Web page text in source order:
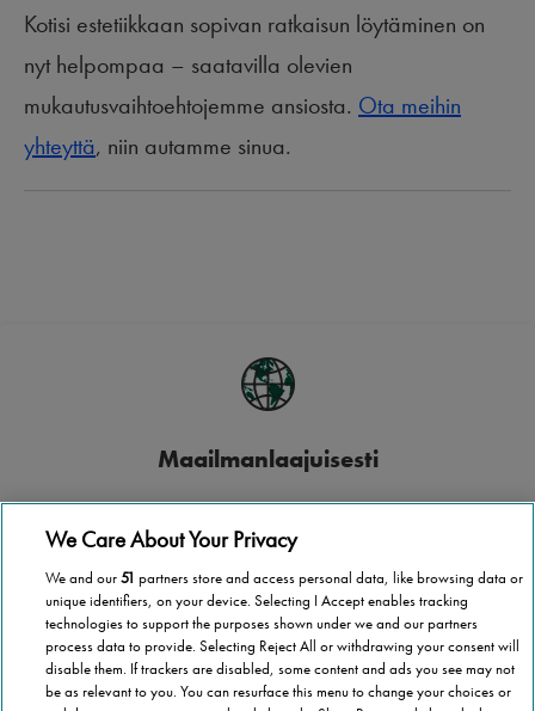
Kotisi estetiikkaan sopivan ratkaisun löytäminen on
nyt helpompaa – saatavilla olevien
mukautusvaihtoehtojemme ansiosta. Ota meihin
yhteyttä, niin autamme sinua.
Maailmanlaajuisesti
Stannah toimii yli 40 maassa.
Paikallisesti
We Care About Your Privacy
We and our51 partners store and access personal data, like browsing data or
unique identifiers, on your device. Selecting I Accept enables tracking
technologies to support the purposes shown under we and our partners
process data to provide. Selecting Reject All or withdrawing your consent will
disable them. If trackers are disabled, some content and ads you see may not
be as relevant to you. You can resurface this menu to change your choices or